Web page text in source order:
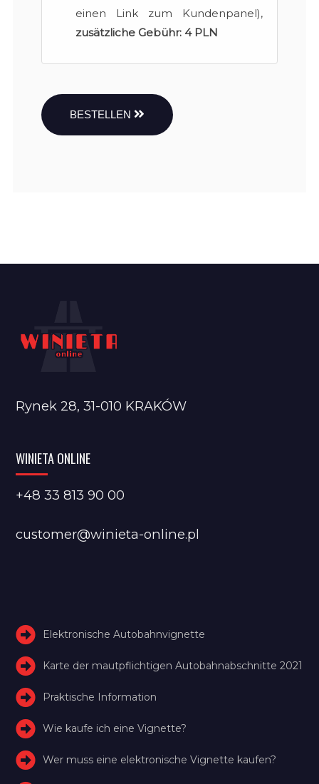
einen Link zum Kundenpanel),
zusätzliche Gebühr: 4 PLN
BESTELLEN
Rynek 28, 31-010 KRAKÓW
WINIETA ONLINE
+48 33 813 90 00
customer@winieta-online.pl
Elektronische Autobahnvignette
Karte der mautpflichtigen Autobahnabschnitte 2021
Praktische Information
Wie kaufe ich eine Vignette?
Wer muss eine elektronische Vignette kaufen?